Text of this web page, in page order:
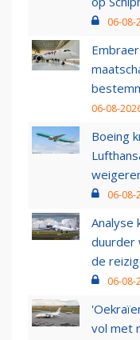
06-08-
06-08-
Boeing
06-08-
Analyse
duurder
de
06-08-
vol met